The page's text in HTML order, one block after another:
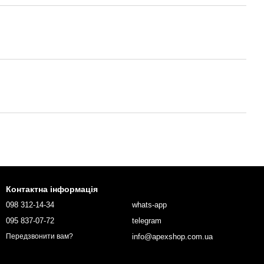
Контактна інформація
098 312-14-34
095 837-07-72
Передзвонити вам?
whats-app
telegram
info@apexshop.com.ua